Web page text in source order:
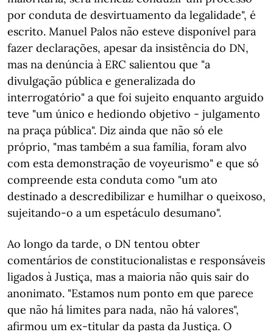
por conduta de desvirtuamento da legalidade", é
escrito. Manuel Palos não esteve disponível para
fazer declarações, apesar da insistência do DN,
mas na denúncia à ERC salientou que "a
divulgação pública e generalizada do
interrogatório" a que foi sujeito enquanto arguido
teve "um único e hediondo objetivo - julgamento
na praça pública". Diz ainda que não só ele
próprio, "mas também a sua família, foram alvo
com esta demonstração de voyeurismo" e que só
compreende esta conduta como "um ato
destinado a descredibilizar e humilhar o queixoso,
sujeitando-o a um espetáculo desumano".
Ao longo da tarde, o DN tentou obter
comentários de constitucionalistas e responsáveis
ligados à Justiça, mas a maioria não quis sair do
anonimato. "Estamos num ponto em que parece
que não há limites para nada, não há valores",
afirmou um ex-titular da pasta da Justiça. O